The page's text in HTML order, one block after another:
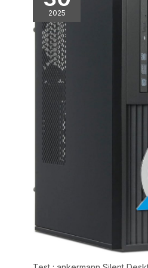
lors
un
24h/
les
les
à
de
une
également pour divertissement
visuel à domicile, HTPC. 💖
【Pourquoi NiPoGi】Facile à
apprendre, facile à configurer.
Le NiPoGi Mini PC est petit et
exquis et peut être mis dans
un sac et emporté avec vous à
tout moment, idéal pour les
voyages d'affaires. NiPoGi P2
comprend 1 mini PC R2544, 1
adaptateur secteur, 1 support
VESA, 1 manuel d'utilisation, 1
câble HDMI, 1 an de service
client de qualité et un service
client professionnel 24h/24 et
2025